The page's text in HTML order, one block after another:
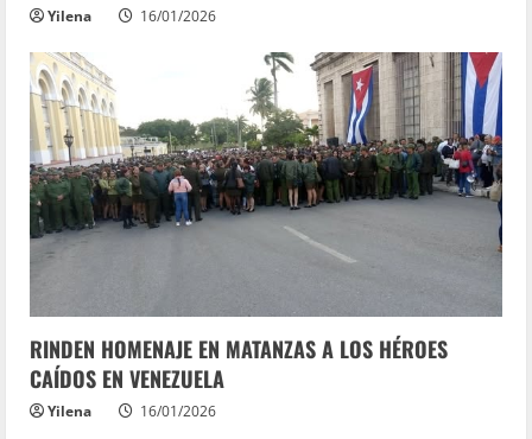
Yilena 16/01/2026
RINDEN HOMENAJE EN MATANZAS A LOS HÉROES
CAÍDOS EN VENEZUELA
Yilena 16/01/2026